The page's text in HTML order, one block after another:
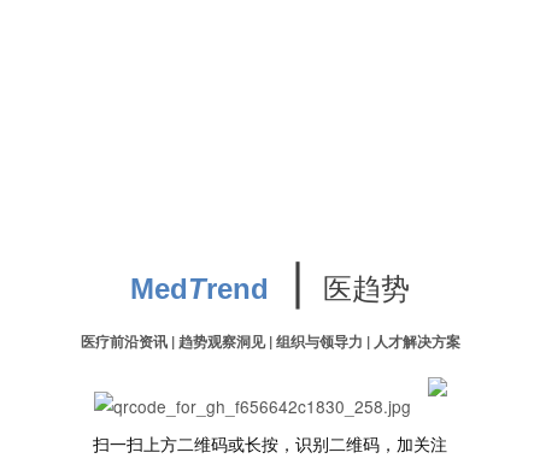
MedTrend ∣ 医趋势
医疗前沿资讯 | 趋势观察洞见 | 组织与领导力 | 人才解决方案
扫一扫上方二维码或长按，识别二维码，加关注